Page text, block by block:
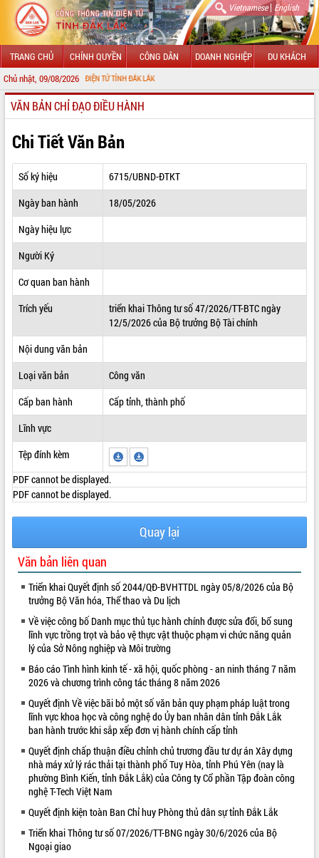
Vietnamese| English
TRANG CHỦ CHÍNH QUYỀN CÔNG DÂN DOANH NGHIỆP DU KHÁCH
Chủ nhật, 09/08/2026
THÔNG TIN ĐIỆN TỬ TỈNH ĐẮK LẮK
GIỚI THIỆU
LÃNH ĐẠO UBND TỈNH
TIN TỨC SỰ KIỆN
SỞ, BAN, NGÀNH
THÔNG TIN CHỈ ĐẠO ĐIỀU HÀNH
HỆ THỐNG VĂN BẢN
VĂN BẢN HĐND TỈNH
ĐIỂM TIN VĂN BẢN
VIDEO
Loading the player...
Trailer Lễ hội Sầu riêng Đắk Lắk năm
2026
Khám bệnh, cấp phát thuốc miễn phí
và tặng quà người dân xã Cư Pui
Hội nghị UBND tỉnh Đắk Lắk thường kỳ
tháng 7/2026
Nam Anh hùng” và trao Huân chương
Lao động
UBND tỉnh Đắk Lắk triển khai nhiệm
ALBUM ẢNH
VĂN BẢN CHỈ ĐẠO ĐIỀU HÀNH
Chi Tiết Văn Bản
Số ký hiệu
6715/UBND-ĐTKT
Ngày ban hành
18/05/2026
Ngày hiệu lực
Người Ký
Cơ quan ban hành
Trích yếu
triển khai Thông tư số 47/2026/TT-BTC ngày
12/5/2026 của Bộ trưởng Bộ Tài chính
Nội dung văn bản
Loại văn bản
Công văn
Cấp ban hành
Cấp tỉnh, thành phố
Lĩnh vực
Tệp đính kèm
PDF cannot be displayed.
PDF cannot be displayed.
Quay lại
Văn bản liên quan
Triển khai Quyết định số 2044/QĐ-BVHTTDL ngày 05/8/2026 của Bộ
trưởng Bộ Văn hóa, Thể thao và Du lịch
Về việc công bố Danh mục thủ tục hành chính được sửa đổi, bổ sung
lĩnh vực trồng trọt và bảo vệ thực vật thuộc phạm vi chức năng quản
lý của Sở Nông nghiệp và Môi trường
Báo cáo Tình hình kinh tế - xã hội, quốc phòng - an ninh tháng 7 năm
2026 và chương trình công tác tháng 8 năm 2026
Quyết định Về việc bãi bỏ một số văn bản quy phạm pháp luật trong
lĩnh vực khoa học và công nghệ do Ủy ban nhân dân tỉnh Đắk Lắk
ban hành trước khi sắp xếp đơn vị hành chính cấp tỉnh
Quyết định chấp thuận điều chỉnh chủ trương đầu tư dự án Xây dựng
nhà máy xử lý rác thải tại thành phố Tuy Hòa, tỉnh Phú Yên (nay là
phường Bình Kiến, tỉnh Đắk Lắk) của Công ty Cổ phần Tập đoàn công
nghệ T-Tech Việt Nam
Quyết định kiện toàn Ban Chỉ huy Phòng thủ dân sự tỉnh Đắk Lắk
Triển khai Thông tư số 07/2026/TT-BNG ngày 30/6/2026 của Bộ
Ngoại giao